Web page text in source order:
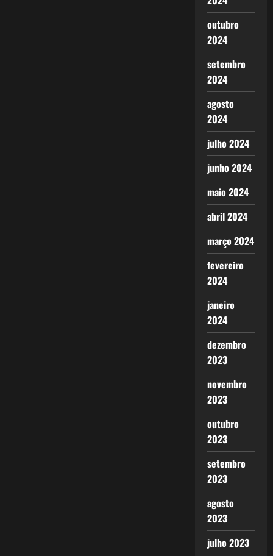
outubro
2024
setembro
2024
agosto
2024
julho 2024
junho 2024
maio 2024
abril 2024
março 2024
fevereiro
2024
janeiro
2024
dezembro
2023
novembro
2023
outubro
2023
setembro
2023
agosto
2023
julho 2023